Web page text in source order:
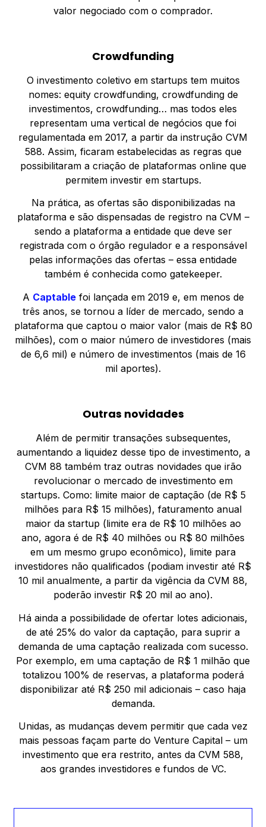
valor negociado com o comprador.
Crowdfunding
O investimento coletivo em startups tem muitos
nomes: equity crowdfunding, crowdfunding de
investimentos, crowdfunding… mas todos eles
representam uma vertical de negócios que foi
regulamentada em 2017, a partir da instrução CVM
588. Assim, ficaram estabelecidas as regras que
possibilitaram a criação de plataformas online que
permitem investir em startups.
Na prática, as ofertas são disponibilizadas na
plataforma e são dispensadas de registro na CVM –
sendo a plataforma a entidade que deve ser
registrada com o órgão regulador e a responsável
pelas informações das ofertas – essa entidade
também é conhecida como gatekeeper.
A Captablefoi lançada em 2019 e, em menos de
três anos, se tornou a líder de mercado, sendo a
plataforma que captou o maior valor (mais de R$ 80
milhões), com o maior número de investidores (mais
de 6,6 mil) e número de investimentos (mais de 16
mil aportes).
Outras novidades
Além de permitir transações subsequentes,
aumentando a liquidez desse tipo de investimento, a
CVM 88 também traz outras novidades que irão
revolucionar o mercado de investimento em
startups. Como: limite maior de captação (de R$ 5
milhões para R$ 15 milhões), faturamento anual
maior da startup (limite era de R$ 10 milhões ao
ano, agora é de R$ 40 milhões ou R$ 80 milhões
em um mesmo grupo econômico), limite para
investidores não qualificados (podiam investir até R$
10 mil anualmente, a partir da vigência da CVM 88,
poderão investir R$ 20 mil ao ano).
Há ainda a possibilidade de ofertar lotes adicionais,
de até 25% do valor da captação, para suprir a
demanda de uma captação realizada com sucesso.
Por exemplo, em uma captação de R$ 1 milhão que
totalizou 100% de reservas, a plataforma poderá
disponibilizar até R$ 250 mil adicionais – caso haja
demanda.
Unidas, as mudanças devem permitir que cada vez
mais pessoas façam parte do Venture Capital – um
investimento que era restrito, antes da CVM 588,
aos grandes investidores e fundos de VC.